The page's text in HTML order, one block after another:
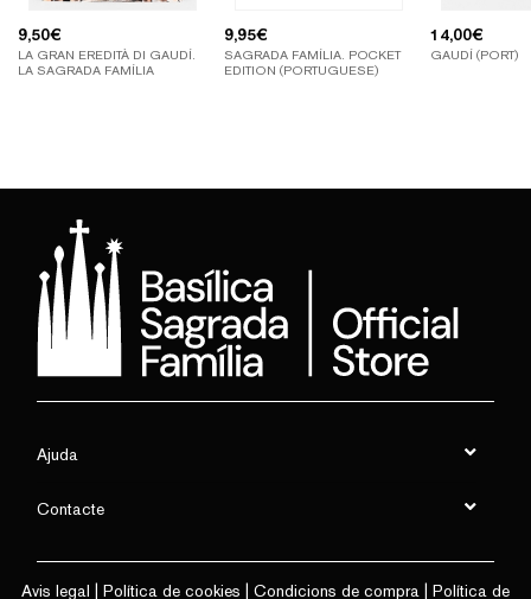
9,50€
LA GRAN EREDITÀ DI GAUDÍ.
LA SAGRADA FAMÍLIA
9,95€
SAGRADA FAMÍLIA. POCKET
EDITION (PORTUGUESE)
14,00€
GAUDÍ (PORT)
Ajuda
Contacte
Avis legal Política de cookies Condicions de compra Política de